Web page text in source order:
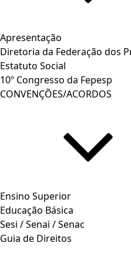
Apresentação
Diretoria da Federação dos
Estatuto Social
10º Congresso da Fepesp
CONVENÇÕES/ACORDOS
Ensino Superior
Educação Básica
Sesi / Senai / Senac
Guia de Direitos